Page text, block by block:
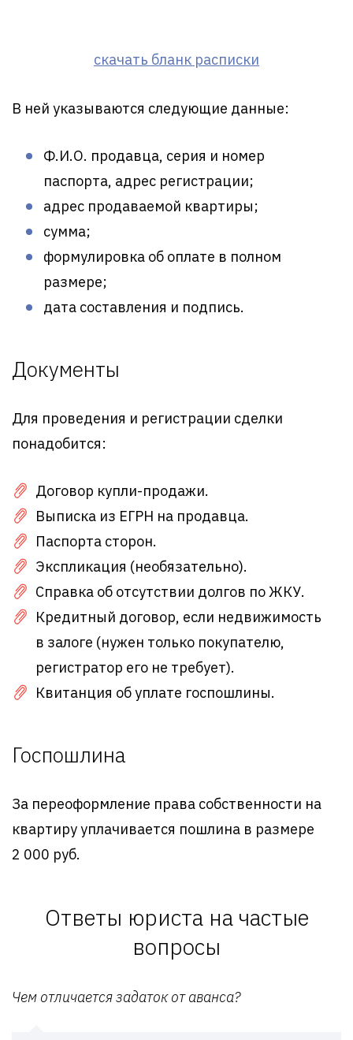
скачать бланк расписки
В ней указываются следующие данные:
Ф.И.О. продавца, серия и номер
паспорта, адрес регистрации;
адрес продаваемой квартиры;
сумма;
формулировка об оплате в полном
размере;
дата составления и подпись.
Документы
Для проведения и регистрации сделки
понадобится:
Договор купли-продажи.
Выписка из ЕГРН на продавца.
Паспорта сторон.
Экспликация (необязательно).
Справка об отсутствии долгов по ЖКУ.
Кредитный договор, если недвижимость
в залоге (нужен только покупателю,
регистратор его не требует).
Квитанция об уплате госпошлины.
Госпошлина
За переоформление права собственности на
квартиру уплачивается пошлина в размере
2 000 руб.
Ответы юриста на частые
вопросы
Чем отличается задаток от аванса?